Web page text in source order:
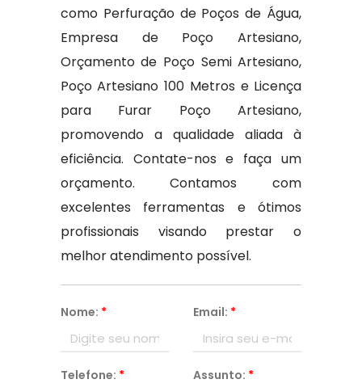
como Perfuração de Poços de Água,
Empresa de Poço Artesiano,
Orçamento de Poço Semi Artesiano,
Poço Artesiano 100 Metros e Licença
para Furar Poço Artesiano,
promovendo a qualidade aliada à
eficiência. Contate-nos e faça um
orçamento. Contamos com
excelentes ferramentas e ótimos
profissionais visando prestar o
melhor atendimento possível.
Nome: * Email: *
Telefone: * Assunto: *